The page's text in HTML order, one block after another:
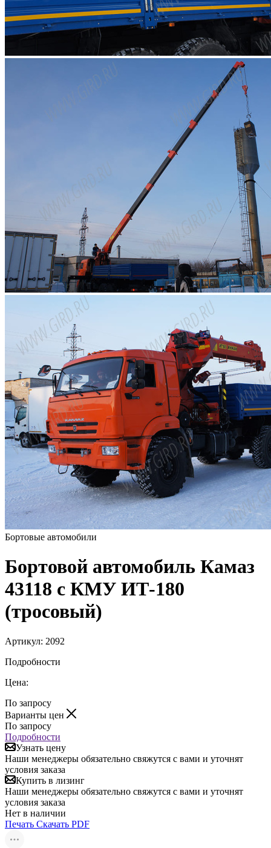
Бортовые автомобили
Бортовой автомобиль Камаз
43118 с КМУ ИТ-180
(тросовый)
Артикул: 2092
Подробности
Цена:
По запросу
Варианты цен
По запросу
Подробности
Узнать цену
Наши менеджеры обязательно свяжутся с вами и уточнят
условия заказа
Купить в лизинг
Наши менеджеры обязательно свяжутся с вами и уточнят
условия заказа
Нет в наличии
Печать Скачать PDF